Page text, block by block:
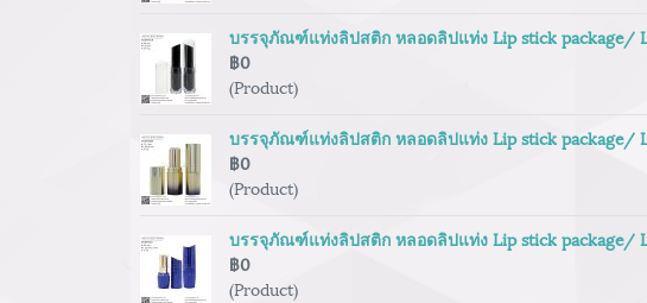
บรรจุภัณฑ์แท่งลิปสติก หลอดลิปแท่ง Lip stick package/
฿0
(Product)
บรรจุภัณฑ์แท่งลิปสติก หลอดลิปแท่ง Lip stick package/
฿0
(Product)
บรรจุภัณฑ์แท่งลิปสติก หลอดลิปแท่ง Lip stick package/
฿0
(Product)